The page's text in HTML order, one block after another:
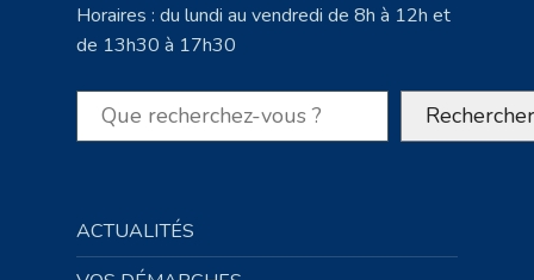
Horaires : du lundi au vendredi de 8h à 12h et
de 13h30 à 17h30
Rechercher Rechercher
ACTUALITÉS